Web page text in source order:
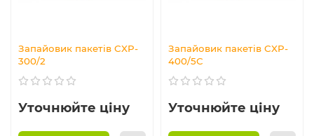
Запайовик пакетів CXP-
300/2
Уточнюйте ціну
Запайовик пакетів CXP-
400/5С
Уточнюйте ціну